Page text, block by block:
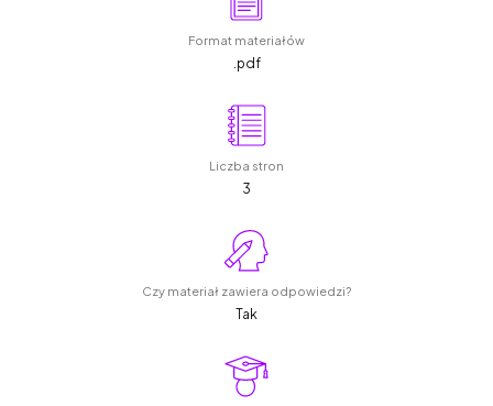
Format materiałów
.pdf
Liczba stron
3
Czy materiał zawiera odpowiedzi?
Tak